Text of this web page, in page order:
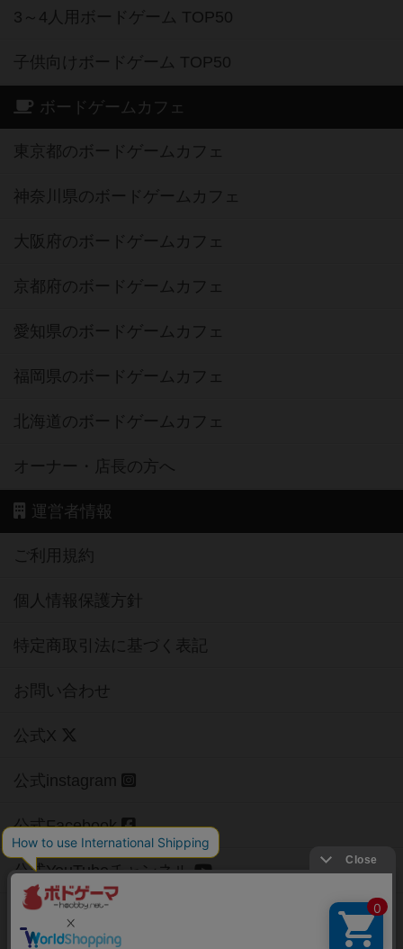
3～4人用ボードゲーム TOP50
子供向けボードゲーム TOP50
ボードゲームカフェ
東京都のボードゲームカフェ
神奈川県のボードゲームカフェ
大阪府のボードゲームカフェ
京都府のボードゲームカフェ
愛知県のボードゲームカフェ
福岡県のボードゲームカフェ
北海道のボードゲームカフェ
オーナー・店長の方へ
運営者情報
ご利用規約
個人情報保護方針
特定商取引法に基づく表記
お問い合わせ
公式X
公式instagram
公式Facebook
公式YouTubeチャンネル